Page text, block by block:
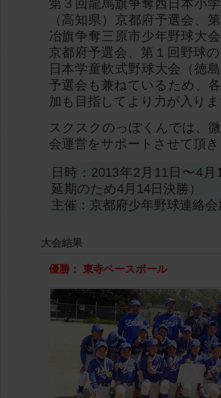
第３回龍馬旗争奪西日本小
（高知県）京都府予選会、
冶旗争奪三原市少年野球大
京都府予選会、第１回野球
日本学童軟式野球大会（徳
予選会も兼ねているため、
加も目指してより力が入り
スクスクのっぽくんでは、
会運営をサポートさせて頂
日時：2013年2月11日〜4
延期のため4月14日決勝）
主催：京都府少年野球連絡
大会結果
優勝： 東寺ベースボール